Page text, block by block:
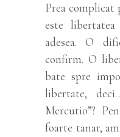
Prea complicat
este
adesea. O
confirm. O
bate spre
libertate,
Mercutio”?
foarte tanar,